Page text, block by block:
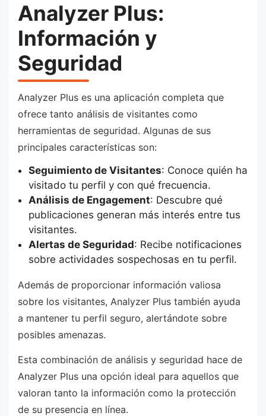
Analyzer Plus:
Información y
Seguridad
Analyzer Plus es una aplicación completa que
ofrece tanto análisis de visitantes como
herramientas de seguridad. Algunas de sus
principales características son:
Seguimiento de Visitantes: Conoce quién ha
visitado tu perfil y con qué frecuencia.
Análisis de Engagement: Descubre qué
publicaciones generan más interés entre tus
visitantes.
Alertas de Seguridad: Recibe notificaciones
sobre actividades sospechosas en tu perfil.
Además de proporcionar información valiosa
sobre los visitantes, Analyzer Plus también ayuda
a mantener tu perfil seguro, alertándote sobre
posibles amenazas.
Esta combinación de análisis y seguridad hace de
Analyzer Plus una opción ideal para aquellos que
valoran tanto la información como la protección
de su presencia en línea.